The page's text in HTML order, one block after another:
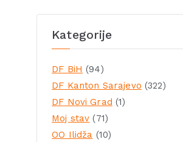
Kategorije
DF BiH (94)
DF Kanton Sarajevo (322)
DF Novi Grad (1)
Moj stav (71)
OO Ilidža (10)